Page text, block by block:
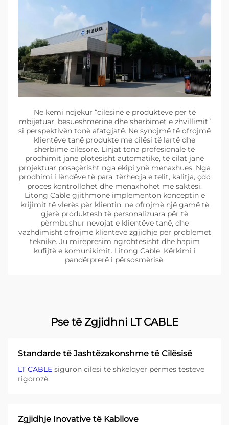
Ne kemi ndjekur “cilësinë e produkteve për të
mbijetuar, besueshmërinë dhe shërbimet e zhvillimit”
si perspektivën tonë afatgjatë. Ne synojmë të ofrojmë
klientëve tanë produkte me cilësi të lartë dhe
shërbime cilësore. Linjat tona profesionale të
prodhimit janë plotësisht automatike, të cilat janë
projektuar posaçërisht nga ekipi ynë menaxhues. Nga
prodhimi i lëndëve të para, tërheqja e telit, kalitja, çdo
proces kontrollohet dhe menaxhohet me saktësi.
Litong Cable gjithmonë implementon konceptin e
krijimit të vlerës për klientin, ne ofrojmë një gamë të
gjerë produktesh të personalizuara për të
përmbushur nevojat e klientëve tanë, dhe
vazhdimisht ofrojmë klientëve zgjidhje për problemet
teknike. Ju mirëpresim ngrohtësisht dhe hapim
kufijtë e komunikimit. Litong Cable, Kërkimi i
pandërprerë i përsosmërisë.
Pse të Zgjidhni LT CABLE
Standarde të Jashtëzakonshme të Cilësisë
LT CABLE siguron cilësi të shkëlqyer përmes testeve
rigorozë.
Zgjidhje Inovative të Kabllove